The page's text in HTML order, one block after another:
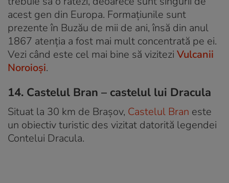
acest gen din Europa. Formațiunile sunt
prezente în Buzău de mii de ani, însă din anul
1867 atenția a fost mai mult concentrată pe ei.
Vezi când este cel mai bine să vizitezi Vulcanii
Noroioși.
14. Castelul Bran – castelul lui Dracula
Situat la 30 km de Brașov, Castelul Bran este
un obiectiv turistic des vizitat datorită legendei
Contelui Dracula.